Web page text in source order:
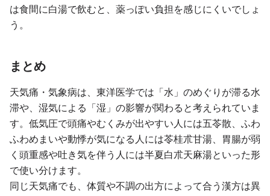
は食間に白湯で飲むと、薬っぽい負担を感じにくいでしょ
う。
まとめ
天気痛・気象病は、東洋医学では「水」のめぐりが滞る水
滞や、湿気による「湿」の影響が関わると考えられていま
す。低気圧で頭痛やむくみが出やすい人には五苓散、ふわ
ふわめまいや動悸が気になる人には苓桂朮甘湯、胃腸が弱
く頭重感や吐き気を伴う人には半夏白朮天麻湯といった形
で使い分けます。
同じ天気痛でも、体質や不調の出方によって合う漢方は異